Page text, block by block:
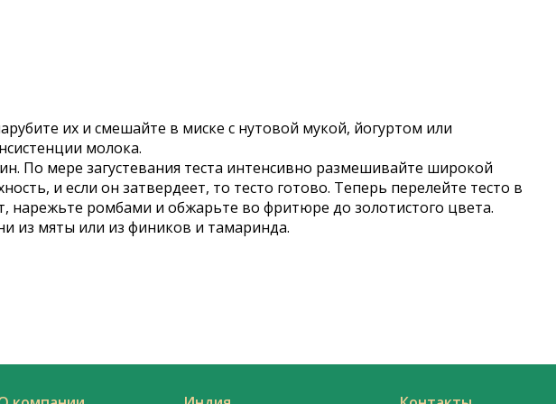
их и смешайте в миске с нутовой мукой, йогуртом или
молока.
По мере загустевания теста интенсивно размешивайте широкой
и если он затвердеет, то тесто готово. Теперь перелейте тесто в
нарежьте ромбами и обжарьте во фритюре до золотистого цвета.
из мяты или из фиников и тамаринда.